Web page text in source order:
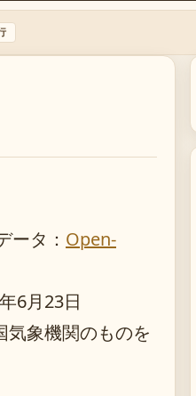
ータ： Open-
6月23日
気象機関のものを